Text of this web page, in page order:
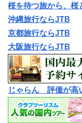
桜を待つ旅から、桜
沖縄旅行ならJTB
京都旅行ならJTB
大阪旅行ならJTB
じゃらん 評価が高